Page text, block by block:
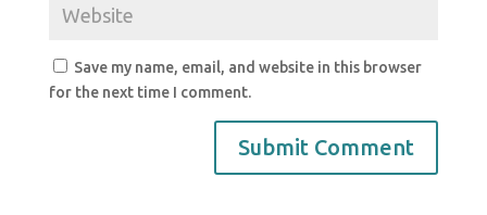
Save my name, email, and website in this browser
for the next time I comment.